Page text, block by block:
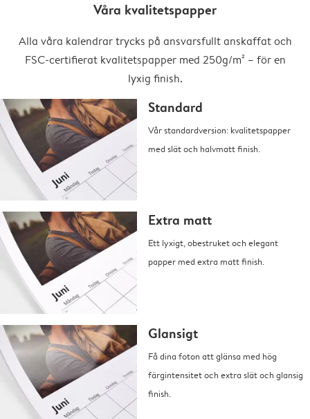
Våra kvalitetspapper
Alla våra kalendrar trycks på ansvarsfullt anskaffat och
FSC-certifierat kvalitetspapper med 250g/m² – för en
lyxig finish.
Standard
Vår standardversion: kvalitetspapper
med slät och halvmatt finish.
Extra matt
Ett lyxigt, obestruket och elegant
papper med extra matt finish.
Glansigt
Få dina foton att glänsa med hög
färgintensitet och extra slät och glansig
finish.